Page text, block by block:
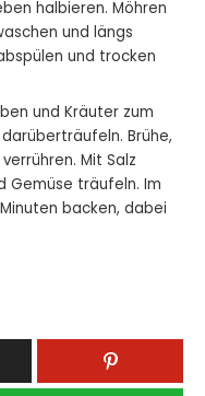
halbieren. Möhren
und längs
und trocken
und Kräuter zum
­Brühe,
Mit Salz
Gemüse träufeln. Im
backen, dabei